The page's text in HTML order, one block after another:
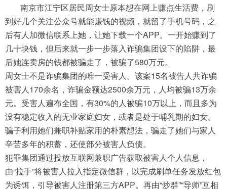
南京市江宁区居民周女士原本想在网上赚点生活费，刷
到好几个关注公众号就能赚钱的视频，就留了手机号码，之
后有人加微信联系上她，让她下载一个APP。一开始赚到了
几十块钱，但后来就一步一步落入诈骗集团设下的陷阱，最
后她连卖房的钱都被骗走了，被骗了580万元。
周女士不是诈骗集团的唯一受害人。该案15名被告人共诈骗
被害人170余名，诈骗金额达2500余万元，人均被骗13万余
元。受害人遍布全国，有30%的人被骗10万以上，而且多为
没有稳定收入的无业家庭妇女，或者是处于哺乳期的妇女。
骗子利用她们兼职补贴家用的朴素想法，骗走了她们与家人
辛苦多年的积蓄，还使部分被害人负债。
犯罪集团通过投放互联网兼职广告获取被害人个人信息，
由“拉手”将被害人拉入指定微信群，以完成刷单任务发放红包
为诱饵，引导被害人注册第三方APP。再由“炒群”“导师”互相